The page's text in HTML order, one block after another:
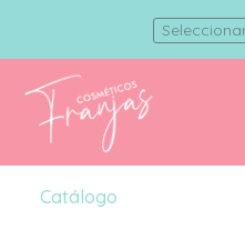
Catálogo